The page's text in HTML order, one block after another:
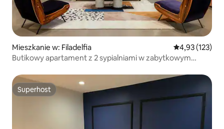
Mieszkanie w: Filadelfia Średnia
4,93 (123)
Butikowy apartament z 2 sypialniami w zabytkowym
Superhost
Superhost